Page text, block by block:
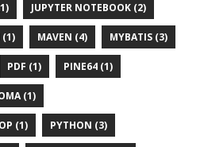
JUPYTER NOTEBOOK (2)
(1) MAVEN (4) MYBATIS (3)
PDF (1) PINE64 (1)
(1)
(1) PYTHON (3)